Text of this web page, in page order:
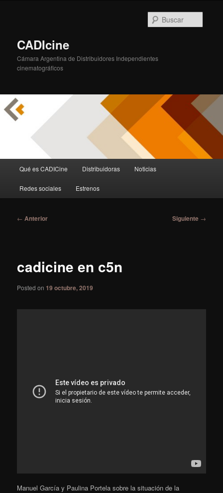
CADIcine
Cámara Argentina de Distribuidores Independientes
cinematográficos
principal
Qué es CADICine Distribuidoras Noticias
Redes sociales Estrenos
Navegación
← Anterior Siguiente →
cadicine en c5n
Posted on19 octubre, 2019
Manuel García y Paulina Portela sobre la situación de la